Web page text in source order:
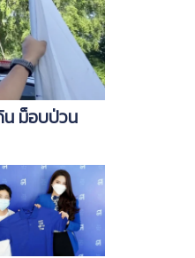
ม็อบป่วน